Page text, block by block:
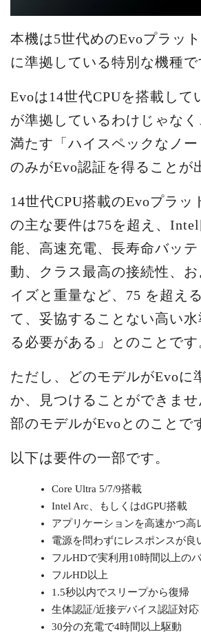
本機は5世代めのEvoプラッ
に準拠している特別な機種で
Evoは14世代CPUを搭載して
が準拠しているわけじゃな
満たす「ハイスペックなノー
のみがEvo認証を得ることが
14世代CPU搭載のEvoプラッ
の主な要件は75を超え、
能、高速充電、長寿命バッ
動、クラス最高の接続性、
イズと重量など、75 を超え
て、妥協することない高い
る必要がある」とのことです
ただし、どのモデルがEvoに
か、見つけることができま
部のモデルがEvoとのことで
以下は要件の一部です。
Core Ultra 5/7/9搭載
Intel Arc、もしくはdGPU搭載
アプリケーションを高速かつ高
電源を問わずにレスポンスが良
フルHDで実利用10時間以上の
フルHD以上
1.5秒以内でスリープから復帰
生体認証/近接デバイス認証対応
30分の充電で4時間以上駆動